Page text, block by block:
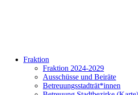
Fraktion
Fraktion 2024-2029
Ausschüsse und Beiräte
Betreuungsstadträt*innen